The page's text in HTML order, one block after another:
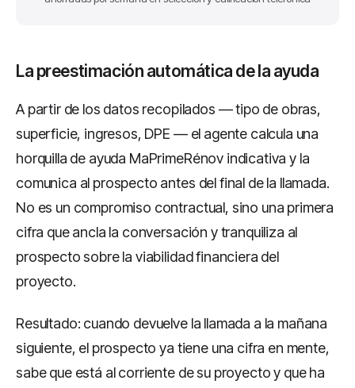
La preestimación automática de la ayuda
A partir de los datos recopilados — tipo de obras,
superficie, ingresos, DPE — el agente calcula una
horquilla de ayuda MaPrimeRénov indicativa y la
comunica al prospecto antes del final de la llamada.
No es un compromiso contractual, sino una primera
cifra que ancla la conversación y tranquiliza al
prospecto sobre la viabilidad financiera del
proyecto.
Resultado: cuando devuelve la llamada a la mañana
siguiente, el prospecto ya tiene una cifra en mente,
sabe que está al corriente de su proyecto y que ha